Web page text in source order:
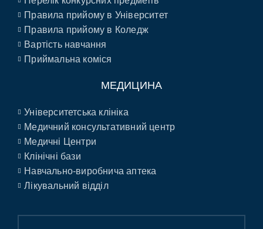
Правила прийому в Університет
Правила прийому в Коледж
Вартість навчання
Приймальна коміся
МЕДИЦИНА
Університетська клініка
Медичний консультативний центр
Медичні Центри
Клінічні бази
Навчально-виробнича аптека
Лікувальний відділ